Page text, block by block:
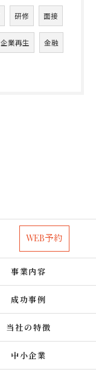
研修 面接
企業再生 金融
WEB予約
事業内容
成功事例
当社の特徴
中小企業